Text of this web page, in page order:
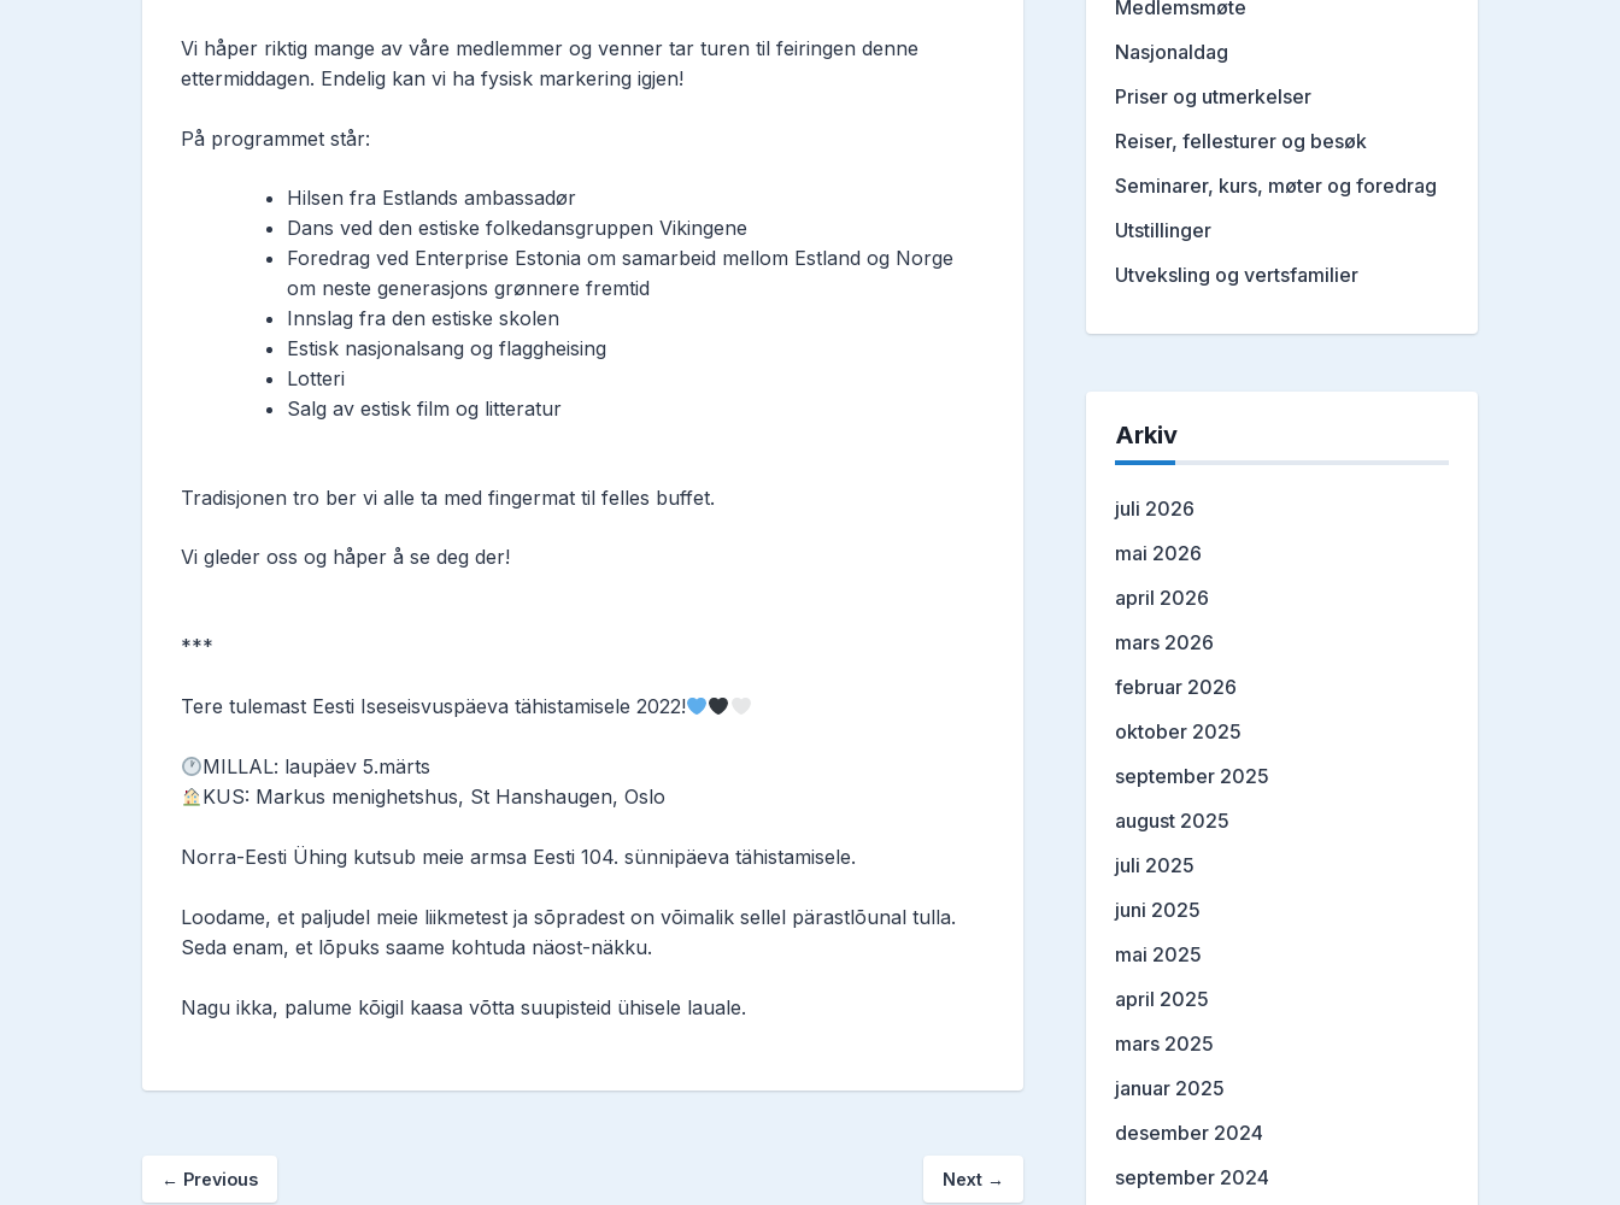
Vi håper riktig mange av våre medlemmer og venner tar turen til feiringen denne
ettermiddagen. Endelig kan vi ha fysisk markering igjen!
På programmet står:
Hilsen fra Estlands ambassadør
Dans ved den estiske folkedansgruppen Vikingene
Foredrag ved Enterprise Estonia om samarbeid mellom Estland og Norge
om neste generasjons grønnere fremtid
Innslag fra den estiske skolen
Estisk nasjonalsang og flaggheising
Lotteri
Salg av estisk film og litteratur
Tradisjonen tro ber vi alle ta med fingermat til felles buffet.
Vi gleder oss og håper å se deg der!
***
Tere tulemast Eesti Iseseisvuspäeva tähistamisele 2022!
MILLAL: laupäev 5.märts
KUS: Markus menighetshus, St Hanshaugen, Oslo
Norra-Eesti Ühing kutsub meie armsa Eesti 104. sünnipäeva tähistamisele.
Loodame, et paljudel meie liikmetest ja sõpradest on võimalik sellel pärastlõunal tulla.
Seda enam, et lõpuks saame kohtuda näost-näkku.
Nagu ikka, palume kõigil kaasa võtta suupisteid ühisele lauale.
← Previous Next →
Medlemsmøte
Nasjonaldag
Priser og utmerkelser
Reiser, fellesturer og besøk
Seminarer, kurs, møter og foredrag
Utstillinger
Utveksling og vertsfamilier
Arkiv
juli 2026
mai 2026
april 2026
mars 2026
februar 2026
oktober 2025
september 2025
august 2025
juli 2025
juni 2025
mai 2025
april 2025
mars 2025
januar 2025
desember 2024
september 2024